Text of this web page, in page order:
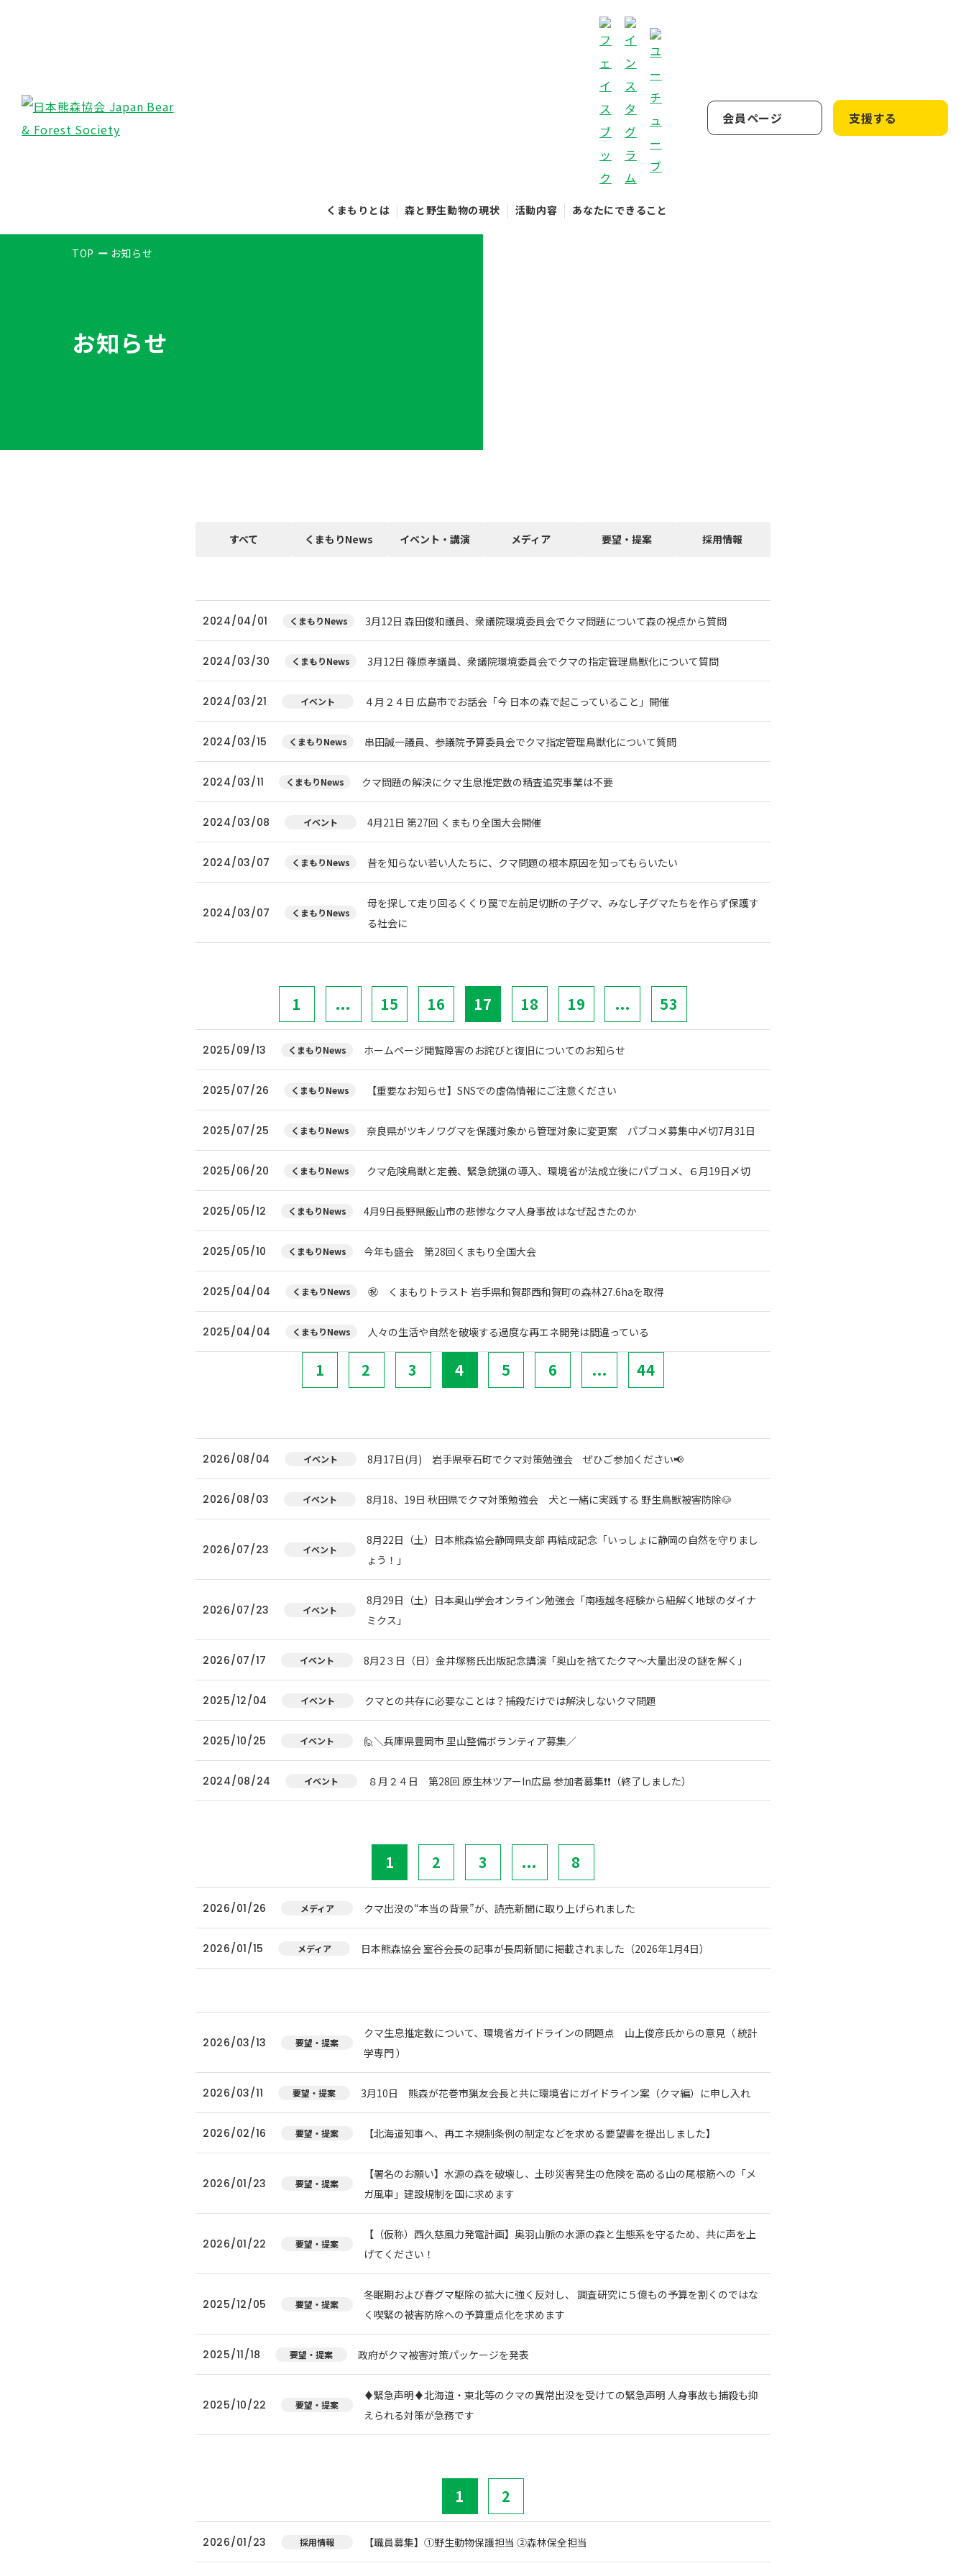
くまもりとは 森と野生動物の現状 活動内容 あなたにできること
会員ページ 支援する
TOP お知らせ
お知らせ
すべて くまもりNews イベント・講演 メディア 要望・提案 採用情報
2024/04/01 くまもりNews 3月12日 森田俊和議員、衆議院環境委員会でクマ問題について森の視点から質問
2024/03/30 くまもりNews 3月12日 篠原孝議員、衆議院環境委員会でクマの指定管理鳥獣化について質問
2024/03/21 イベント ４月２４日 広島市でお話会「今 日本の森で起こっていること」開催
2024/03/15 くまもりNews 串田誠一議員、参議院予算委員会でクマ指定管理鳥獣化について質問
2024/03/11 くまもりNews クマ問題の解決にクマ生息推定数の精査追究事業は不要
2024/03/08 イベント 4月21日 第27回 くまもり全国大会開催
2024/03/07 くまもりNews 昔を知らない若い人たちに、クマ問題の根本原因を知ってもらいたい
2024/03/07 くまもりNews
母を探して走り回るくくり罠で左前足切断の子グマ、みなし子グマたちを作らず保護す
る社会に
1 ... 15 16 17 18 19 ... 53
2025/09/13 くまもりNews ホームページ閲覧障害のお詫びと復旧についてのお知らせ
2025/07/26 くまもりNews 【重要なお知らせ】SNSでの虚偽情報にご注意ください
2025/07/25 くまもりNews 奈良県がツキノワグマを保護対象から管理対象に変更案 パブコメ募集中〆切7月31日
2025/06/20 くまもりNews クマ危険鳥獣と定義、緊急銃猟の導入、環境省が法成立後にパブコメ、６月19日〆切
2025/05/12 くまもりNews 4月9日長野県飯山市の悲惨なクマ人身事故はなぜ起きたのか
2025/05/10 くまもりNews 今年も盛会 第28回くまもり全国大会
2025/04/04 くまもりNews ㊗ くまもりトラスト 岩手県和賀郡西和賀町の森林27.6haを取得
2025/04/04 くまもりNews 人々の生活や自然を破壊する過度な再エネ開発は間違っている
1 2 3 4 5 6 ... 44
2026/08/04 イベント 8月17日(月) 岩手県雫石町でクマ対策勉強会 ぜひご参加ください📢
2026/08/03 イベント 8月18、19日 秋田県でクマ対策勉強会 犬と一緒に実践する 野生鳥獣被害防除🐶
2026/07/23 イベント
8月22日（土）日本熊森協会静岡県支部 再結成記念「いっしょに静岡の自然を守りまし
ょう！」
2026/07/23 イベント
8月29日（土）日本奥山学会オンライン勉強会「南極越冬経験から紐解く地球のダイナ
ミクス」
2026/07/17 イベント 8月2３日（日）金井塚務氏出版記念講演「奥山を捨てたクマ～大量出没の謎を解く」
2025/12/04 イベント クマとの共存に必要なことは？捕殺だけでは解決しないクマ問題
2025/10/25 イベント 🙋＼兵庫県豊岡市 里山整備ボランティア募集／
2024/08/24 イベント ８月２４日 第28回 原生林ツアーIn広島 参加者募集❗❗（終了しました）
1 2 3 ... 8
2026/01/26 メディア クマ出没の“本当の背景”が、読売新聞に取り上げられました
2026/01/15 メディア 日本熊森協会 室谷会長の記事が長周新聞に掲載されました（2026年1月4日）
2026/03/13 要望・提案
クマ生息推定数について、環境省ガイドラインの問題点 山上俊彦氏からの意見（ 統計
学専門 ）
2026/03/11 要望・提案 3月10日 熊森が花巻市猟友会長と共に環境省にガイドライン案（クマ編）に申し入れ
2026/02/16 要望・提案 【北海道知事へ、再エネ規制条例の制定などを求める要望書を提出しました】
2026/01/23 要望・提案
【署名のお願い】水源の森を破壊し、土砂災害発生の危険を高める山の尾根筋への「メ
ガ風車」建設規制を国に求めます
2026/01/22 要望・提案
【（仮称）西久慈風力発電計画】奥羽山脈の水源の森と生態系を守るため、共に声を上
げてください！
2025/12/05 要望・提案
冬眠期および春グマ駆除の拡大に強く反対し、 調査研究に５億もの予算を割くのではな
く喫緊の被害防除への予算重点化を求めます
2025/11/18 要望・提案 政府がクマ被害対策パッケージを発表
2025/10/22 要望・提案
♦️緊急声明♦️北海道・東北等のクマの異常出没を受けての緊急声明 人身事故も捕殺も抑
えられる対策が急務です
1 2
2026/01/23 採用情報 【職員募集】①野生動物保護担当 ②森林保全担当